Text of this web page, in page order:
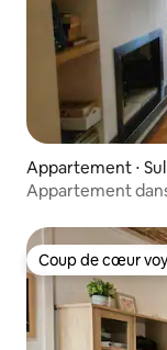
Appartement ⋅
Appartement
Coup de cœur
Coup de cœur